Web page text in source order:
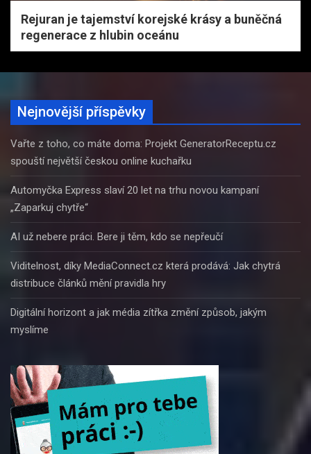
Rejuran je tajemství korejské krásy a buněčná
regenerace z hlubin oceánu
Nejnovější příspěvky
Vařte z toho, co máte doma: Projekt GeneratorReceptu.cz
spouští největší českou online kuchařku
Automyčka Express slaví 20 let na trhu novou kampaní
„Zaparkuj chytře“
AI už nebere práci. Bere ji těm, kdo se nepřeučí
Viditelnost, díky MediaConnect.cz která prodává: Jak chytrá
distribuce článků mění pravidla hry
Digitální horizont a jak média zítřka změní způsob, jakým
myslíme